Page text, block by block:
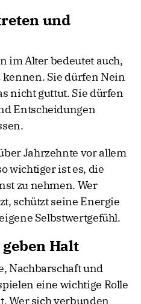
und
im Alter bedeutet auch,
Sie dürfen Nein
nicht guttut. Sie dürfen
Entscheidungen
Jahrzehnte vor allem
wichtiger ist es, die
zu nehmen. Wer
schützt seine Energie
Selbstwertgefühl.
Halt
Nachbarschaft und
eine wichtige Rolle
Wer sich verbunden